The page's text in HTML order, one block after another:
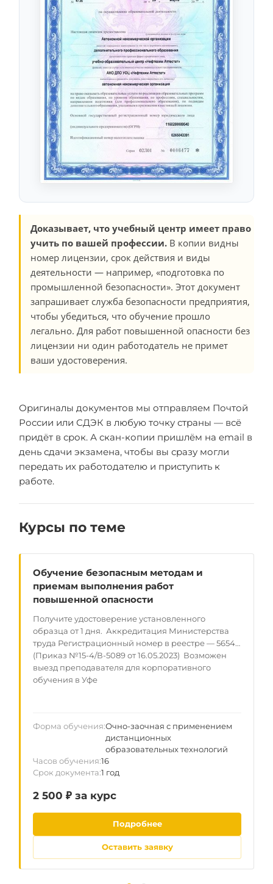
Доказывает, что учебный центр имеет право
учить по вашей профессии. В копии видны
номер лицензии, срок действия и виды
деятельности — например, «подготовка по
промышленной безопасности». Этот документ
запрашивает служба безопасности предприятия,
чтобы убедиться, что обучение прошло
легально. Для работ повышенной опасности без
лицензии ни один работодатель не примет
ваши удостоверения.
Оригиналы документов мы отправляем Почтой
России или СДЭК в любую точку страны — всё
придёт в срок. А скан-копии пришлём на email в
день сдачи экзамена, чтобы вы сразу могли
передать их работодателю и приступить к
работе.
Курсы по теме
Обучение безопасным методам и
приемам выполнения работ
повышенной опасности
Получите удостоверение установленного
образца от 1 дня. Аккредитация Министерства
труда Регистрационный номер в реестре — 5654
(Приказ №15-4/В-5089 от 16.05.2023) Возможен
выезд преподавателя для корпоративного
обучения в Уфе
Форма обучения Очно-заочная с применением
дистанционных
образовательных технологий
Часов обучения 16
Срок документа 1 год
2 500 ₽ за курс
Подробнее
Оставить заявку